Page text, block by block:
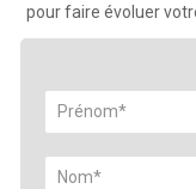
pour faire évoluer